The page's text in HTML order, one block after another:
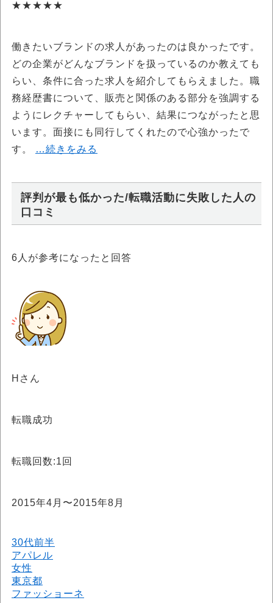
★★★★★
働きたいブランドの求人があったのは良かったです。
どの企業がどんなブランドを扱っているのか教えても
らい、条件に合った求人を紹介してもらえました。職
務経歴書について、販売と関係のある部分を強調する
ようにレクチャーしてもらい、結果につながったと思
います。面接にも同行してくれたので心強かったで
す。
…続きをみる
評判が最も低かった/転職活動に失敗した人の
口コミ
6 人が参考になったと回答
Hさん
転職成功
転職回数:1回
2015年4月〜2015年8月
30代前半
アパレル
女性
東京都
ファッショーネ